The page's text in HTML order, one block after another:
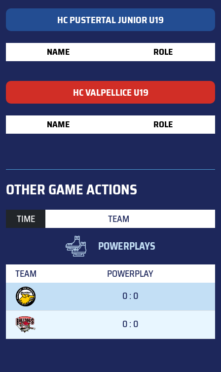
HC PUSTERTAL JUNIOR U19
NAME ROLE
HC VALPELLICE U19
NAME ROLE
OTHER GAME ACTIONS
TIME TEAM
POWERPLAYS
TEAM
POWERPLAY
0 : 0
0 : 0